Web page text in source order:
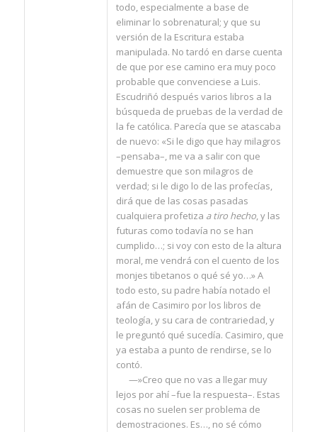
todo, especialmente a base de
eliminar lo sobrenatural; y que su
versión de la Escritura estaba
manipulada. No tardó en darse cuenta
de que por ese camino era muy poco
probable que convenciese a Luis.
Escudriñó después varios libros a la
búsqueda de pruebas de la verdad de
la fe católica. Parecía que se atascaba
de nuevo: «Si le digo que hay milagros
–pensaba–, me va a salir con que
demuestre que son milagros de
verdad; si le digo lo de las profecías,
dirá que de las cosas pasadas
cualquiera profetiza a tiro hecho, y las
futuras como todavía no se han
cumplido…; si voy con esto de la altura
moral, me vendrá con el cuento de los
monjes tibetanos o qué sé yo…» A
todo esto, su padre había notado el
afán de Casimiro por los libros de
teología, y su cara de contrariedad, y
le preguntó qué sucedía. Casimiro, que
ya estaba a punto de rendirse, se lo
contó.
—»Creo que no vas a llegar muy
lejos por ahí –fue la respuesta–. Estas
cosas no suelen ser problema de
demostraciones. Es…, no sé cómo